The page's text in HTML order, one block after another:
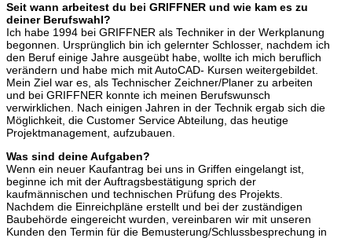
Seit wann arbeitest du bei GRIFFNER und wie kam es zu
deiner Berufswahl?
Ich habe 1994 bei GRIFFNER als Techniker in der Werkplanung
begonnen. Ursprünglich bin ich gelernter Schlosser, nachdem ich
den Beruf einige Jahre ausgeübt habe, wollte ich mich beruflich
verändern und habe mich mit AutoCAD- Kursen weitergebildet.
Mein Ziel war es, als Technischer Zeichner/Planer zu arbeiten
und bei GRIFFNER konnte ich meinen Berufswunsch
verwirklichen. Nach einigen Jahren in der Technik ergab sich die
Möglichkeit, die Customer Service Abteilung, das heutige
Projektmanagement, aufzubauen.
Was sind deine Aufgaben?
Wenn ein neuer Kaufantrag bei uns in Griffen eingelangt ist,
beginne ich mit der Auftragsbestätigung sprich der
kaufmännischen und technischen Prüfung des Projekts.
Nachdem die Einreichpläne erstellt und bei der zuständigen
Baubehörde eingereicht wurden, vereinbaren wir mit unseren
Kunden den Termin für die Bemusterung/Schlussbesprechung in